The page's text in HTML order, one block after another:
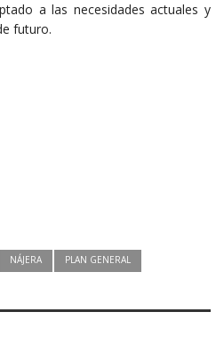
a las necesidades actuales y
futuro.
NÁJERA PLAN GENERAL